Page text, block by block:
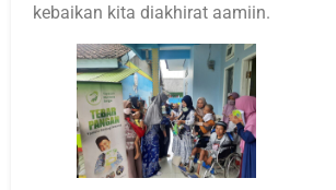
kebaikan kita diakhirat aamiin.